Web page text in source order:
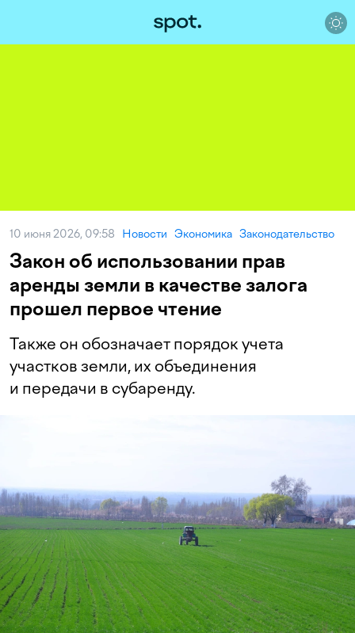
10 июня 2026, 09:58 Новости Экономика Законодательство
Закон об использовании прав
аренды земли в качестве залога
прошел первое чтение
Также он обозначает порядок учета
участков земли, их объединения
и передачи в субаренду.